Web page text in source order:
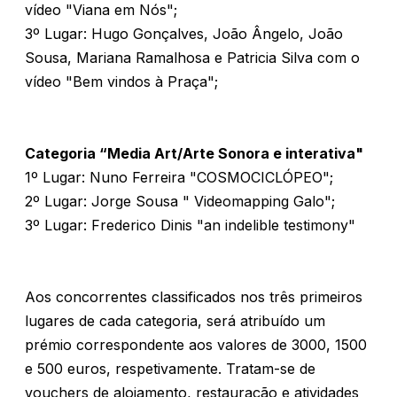
vídeo "Viana em Nós";
3º Lugar: Hugo Gonçalves, João Ângelo, João
Sousa, Mariana Ramalhosa e Patricia Silva com o
vídeo "Bem vindos à Praça";
Categoria “Media Art/Arte Sonora e interativa"
1º Lugar: Nuno Ferreira "COSMOCICLÓPEO";
2º Lugar: Jorge Sousa " Videomapping Galo";
3º Lugar: Frederico Dinis "an indelible testimony"
Aos concorrentes classificados nos três primeiros
lugares de cada categoria, será atribuído um
prémio correspondente aos valores de 3000, 1500
e 500 euros, respetivamente. Tratam-se de
vouchers de alojamento, restauração e atividades